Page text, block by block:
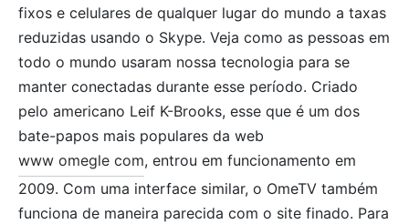
fixos e celulares de qualquer lugar do mundo a taxas
reduzidas usando o Skype. Veja como as pessoas em
todo o mundo usaram nossa tecnologia para se
manter conectadas durante esse período. Criado
pelo americano Leif K-Brooks, esse que é um dos
bate-papos mais populares da web
www omegle com, entrou em funcionamento em
2009. Com uma interface similar, o OmeTV também
funciona de maneira parecida com o site finado. Para